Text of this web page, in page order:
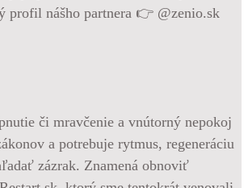
profil nášho partnera 👉 @zenio.sk